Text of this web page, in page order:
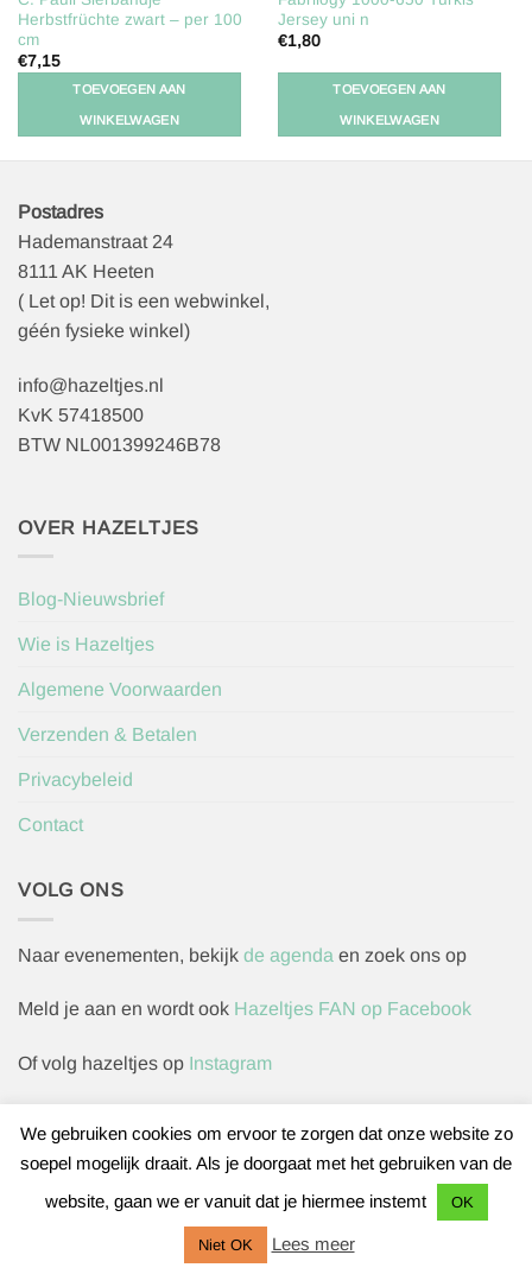
Herbstfrüchte zwart – per 100
cm
€7,15
TOEVOEGEN AAN
WINKELWAGEN
Jersey uni n
€1,80
TOEVOEGEN AAN
WINKELWAGEN
Postadres
Hademanstraat 24
8111 AK Heeten
( Let op! Dit is een webwinkel,
géén fysieke winkel)
info@hazeltjes.nl
KvK 57418500
BTW NL001399246B78
OVER HAZELTJES
Blog-Nieuwsbrief
Wie is Hazeltjes
Algemene Voorwaarden
Verzenden & Betalen
Privacybeleid
Contact
VOLG ONS
Naar evenementen, bekijk de agenda en zoek ons op
Meld je aan en wordt ook Hazeltjes FAN op Facebook
Of volg hazeltjes op Instagram
Herroepingsverzoek indienen
IDeal
We gebruiken cookies om ervoor te zorgen dat onze website zo
soepel mogelijk draait. Als je doorgaat met het gebruiken van de
website, gaan we er vanuit dat je hiermee instemt
OK
Niet OK Lees meer